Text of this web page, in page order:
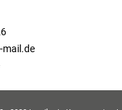
mail.de